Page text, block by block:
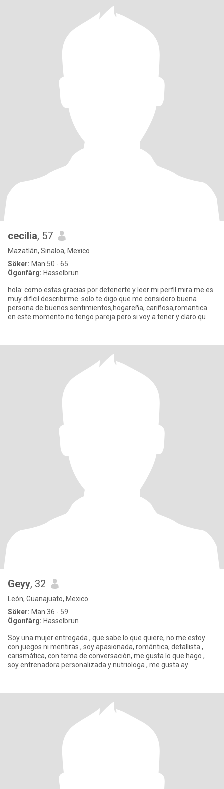
cecilia, 57
Mazatlán, Sinaloa, Mexico
Söker: Man 50 - 65
Ögonfärg: Hasselbrun
hola: como estas gracias por detenerte y leer mi perfil mira me es
muy dificil describirme. solo te digo que me considero buena
persona de buenos sentimientos,hogareña, cariñosa,romantica
en este momento no tengo pareja pero si voy a tener y claro qu
Geyy, 32
León, Guanajuato, Mexico
Söker: Man 36 - 59
Ögonfärg: Hasselbrun
Soy una mujer entregada , que sabe lo que quiere, no me estoy
con juegos ni mentiras , soy apasionada, romántica, detallista ,
carismática, con tema de conversación, me gusta lo que hago ,
soy entrenadora personalizada y nutriologa , me gusta ay